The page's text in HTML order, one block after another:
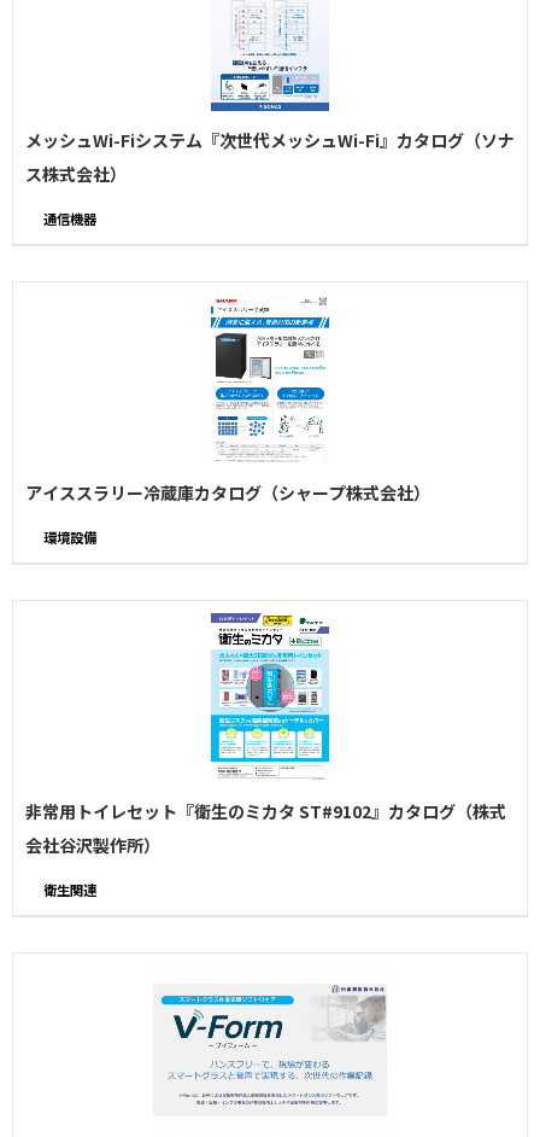
メッシュWi-Fiシステム『次世代メッシュWi-Fi』カタログ（ソナ
ス株式会社）
通信機器
アイススラリー冷蔵庫カタログ（シャープ株式会社）
環境設備
非常用トイレセット『衛生のミカタ ST#9102』カタログ（株式
会社谷沢製作所）
衛生関連